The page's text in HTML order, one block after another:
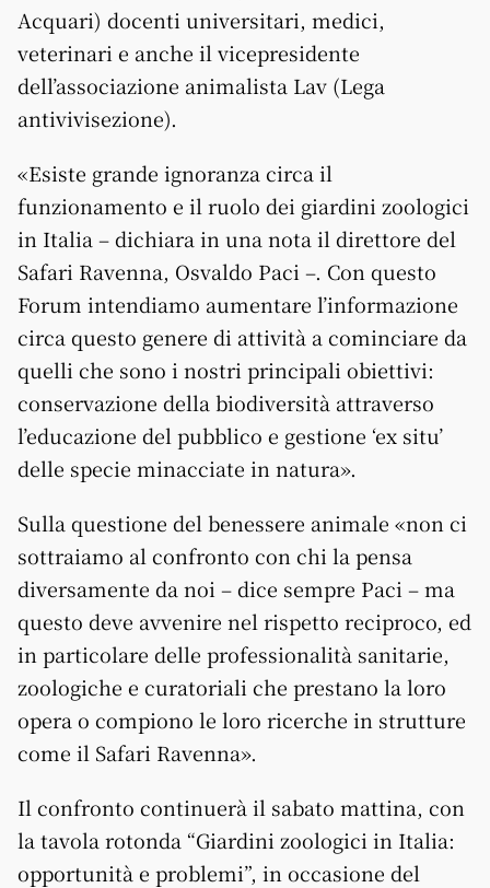
Acquari) docenti universitari, medici,
veterinari e anche il vicepresidente
dell’associazione animalista Lav (Lega
antivivisezione).
«Esiste grande ignoranza circa il
funzionamento e il ruolo dei giardini zoologici
in Italia – dichiara in una nota il direttore del
Safari Ravenna, Osvaldo Paci –. Con questo
Forum intendiamo aumentare l’informazione
circa questo genere di attività a cominciare da
quelli che sono i nostri principali obiettivi:
conservazione della biodiversità attraverso
l’educazione del pubblico e gestione ‘ex situ’
delle specie minacciate in natura».
Sulla questione del benessere animale «non ci
sottraiamo al confronto con chi la pensa
diversamente da noi – dice sempre Paci – ma
questo deve avvenire nel rispetto reciproco, ed
in particolare delle professionalità sanitarie,
zoologiche e curatoriali che prestano la loro
opera o compiono le loro ricerche in strutture
come il Safari Ravenna».
Il confronto continuerà il sabato mattina, con
la tavola rotonda “Giardini zoologici in Italia:
opportunità e problemi”, in occasione del